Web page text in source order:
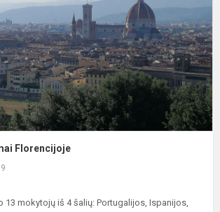
Florencijoje
13 mokytojų iš 4 šalių: Portugalijos, Ispanijos,